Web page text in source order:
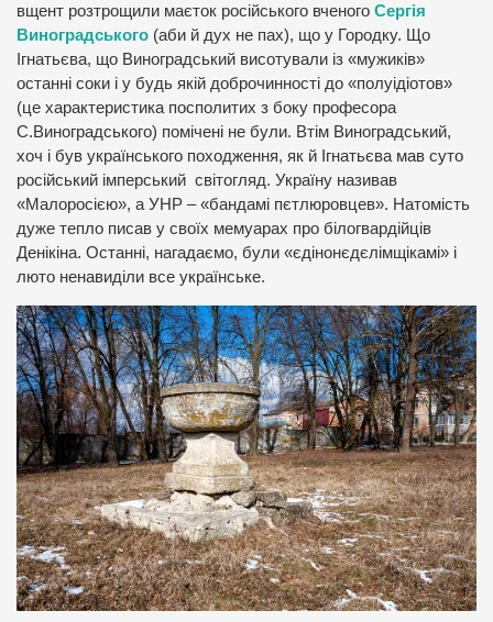
вщент розтрощили маєток російського вченого Сергія
Виноградського (аби й дух не пах), що у Городку. Що
Ігнатьєва, що Виноградський висотували із «мужиків»
останні соки і у будь якій доброчинності до «полуідіотов»
(це характеристика посполитих з боку професора
С.Виноградського) помічені не були. Втім Виноградський,
хоч і був українського походження, як й Ігнатьєва мав суто
російський імперський світогляд. Україну називав
«Малоросією», а УНР – «бандамі пєтлюровцев». Натомість
дуже тепло писав у своїх мемуарах про білогвардійців
Денікіна. Останні, нагадаємо, були «єдінонєдєлімщікамі» і
люто ненавиділи все українське.